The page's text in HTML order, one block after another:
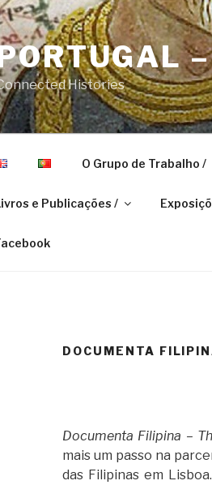
Histories
O Grupo de Trabalho /
e Publicações /
DOCUMENTA
Documenta Filipina –
mais um passo na
das Filipinas em